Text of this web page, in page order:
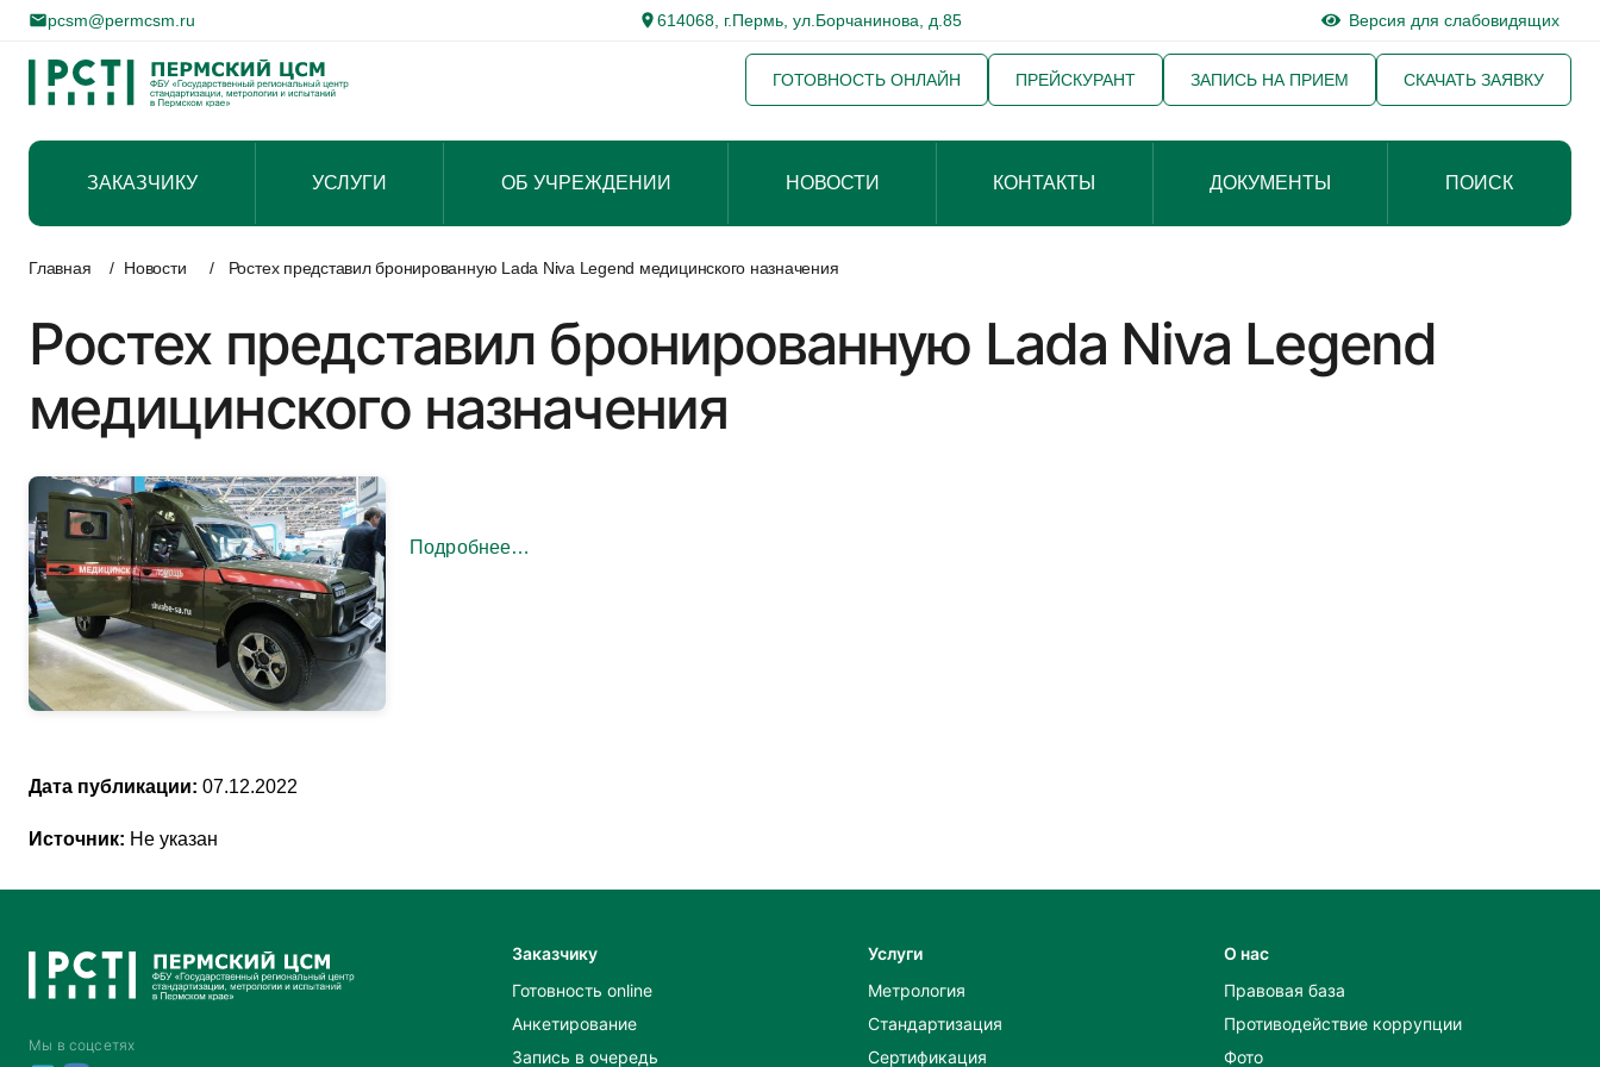
pcsm@permcsm.ru 614068, г.Пермь, ул.Борчанинова, д.85 Версия для слабовидящих
ГОТОВНОСТЬ ОНЛАЙН ПРЕЙСКУРАНТ ЗАПИСЬ НА ПРИЕМ СКАЧАТЬ ЗАЯВКУ
ЗАКАЗЧИКУ УСЛУГИ ОБ УЧРЕЖДЕНИИ НОВОСТИ КОНТАКТЫ ДОКУМЕНТЫ ПОИСК
Главная / Новости / Ростех представил бронированную Lada Niva Legend медицинского назначения
Ростех представил бронированную Lada Niva Legend
медицинского назначения
Подробнее…
Дата публикации: 07.12.2022
Источник: Не указан
Мы в соцсетях
Заказчику
Готовность online
Анкетирование
Запись в очередь
Услуги
Метрология
Стандартизация
Сертификация
О нас
Правовая база
Противодействие коррупции
Фото